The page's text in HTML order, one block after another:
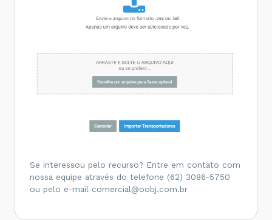
Se interessou pelo recurso? Entre em contato com
nossa equipe através do telefone (62) 3086-5750
ou pelo e-mail comercial@oobj.com.br